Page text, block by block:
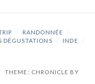
RANDONNÉE
DÉGUSTATIONS INDE
THEME: CHRONICLE BY